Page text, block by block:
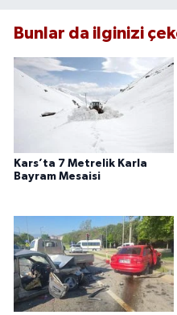
Bunlar da ilginizi
Kars’ta 7 Metrelik Karla
Bayram Mesaisi